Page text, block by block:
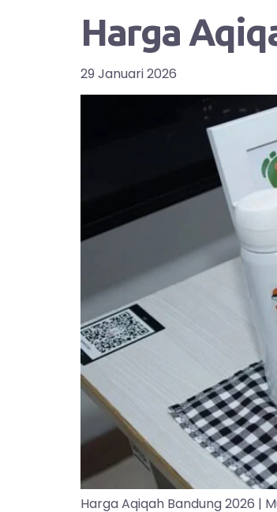
Harga
29 Januari 2026
Harga Aqiqah Bandung 2026 |